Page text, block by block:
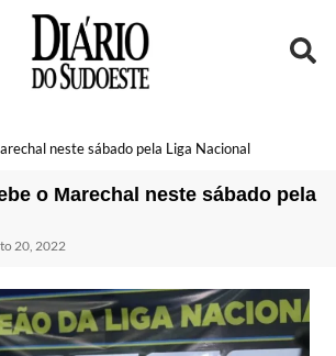
neste sábado pela Liga Nacional
o Marechal neste sábado pela
20, 2022